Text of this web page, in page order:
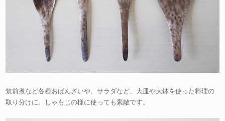
筑前煮など各種おばんざいや、サラダなど、大皿や大鉢を使った料理の
取り分けに。しゃもじの様に使っても素敵です。